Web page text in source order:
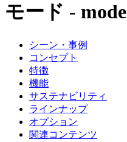
モード - mode
シーン・事例
コンセプト
特徴
機能
サステナビリティ
ラインナップ
オプション
関連コンテンツ